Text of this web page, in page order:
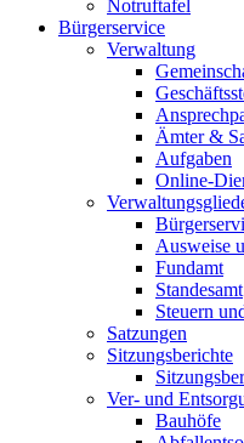
Notruftafel
Bürgerservice
Verwaltung
Ämter &
Aufgaben
Online-
Ausweise
Fundamt
Standesamt
Steuern
Satzungen
Sitzungsberichte
Ver- und
Bauhöfe